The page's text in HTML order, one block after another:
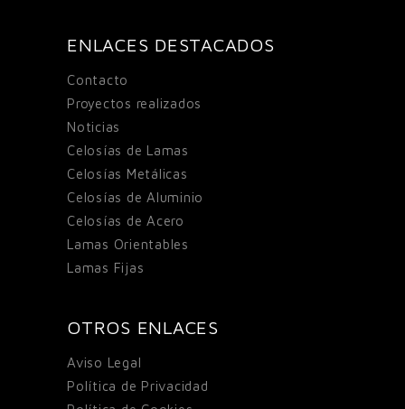
ENLACES DESTACADOS
Contacto
Proyectos realizados
Noticias
Celosías de Lamas
Celosías Metálicas
Celosías de Aluminio
Celosías de Acero
Lamas Orientables
Lamas Fijas
OTROS ENLACES
Aviso Legal
Política de Privacidad